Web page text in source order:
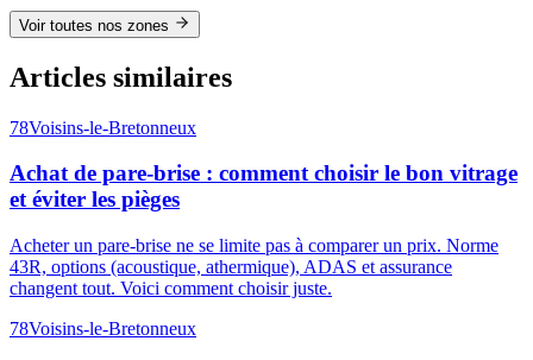
Voir toutes nos zones
Articles similaires
78Voisins-le-Bretonneux
Achat de pare-brise : comment choisir le bon vitrage
et éviter les pièges
Acheter un pare-brise ne se limite pas à comparer un prix. Norme
43R, options (acoustique, athermique), ADAS et assurance
changent tout. Voici comment choisir juste.
78Voisins-le-Bretonneux